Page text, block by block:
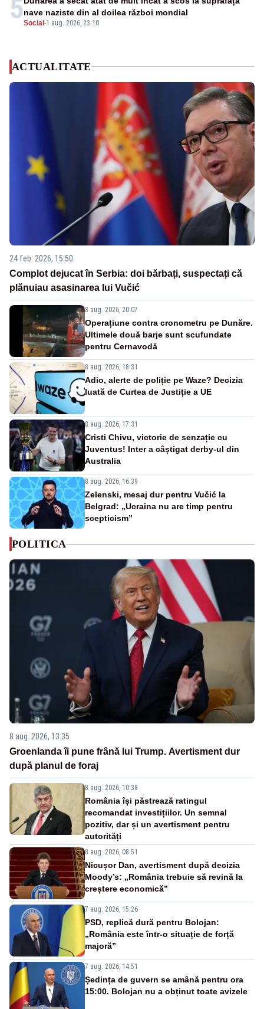
5Social-1 aug. 2026, 23:10
nave naziste din al doilea război mondial
ACTUALITATE
24 feb. 2026, 15:50
Complot dejucat în Serbia: doi bărbați, suspectați că
plănuiau asasinarea lui Vučić
8 aug. 2026, 20:07
Operațiune contra cronometru pe Dunăre.
Ultimele două barje sunt scufundate
pentru Cernavodă
8 aug. 2026, 18:31
Adio, alerte de poliție pe Waze? Decizia
luată de Curtea de Justiție a UE
8 aug. 2026, 17:31
Cristi Chivu, victorie de senzație cu
Juventus! Inter a câștigat derby-ul din
Australia
8 aug. 2026, 16:39
Zelenski, mesaj dur pentru Vučić la
Belgrad: „Ucraina nu are timp pentru
scepticism”
POLITICA
8 aug. 2026, 13:35
Groenlanda îi pune frână lui Trump. Avertisment dur
după planul de foraj
8 aug. 2026, 10:38
România își păstrează ratingul
recomandat investițiilor. Un semnal
pozitiv, dar și un avertisment pentru
autorități
8 aug. 2026, 08:51
Nicușor Dan, avertisment după decizia
Moody’s: „România trebuie să revină la
creștere economică”
7 aug. 2026, 15:26
PSD, replică dură pentru Bolojan:
„România este într-o situație de forță
majoră”
7 aug. 2026, 14:51
Ședința de guvern se amână pentru ora
15:00. Bolojan nu a obținut toate avizele